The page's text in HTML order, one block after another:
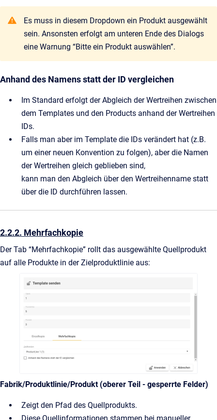
Es muss in diesem Dropdown ein Produkt ausgewählt
sein. Ansonsten erfolgt am unteren Ende des Dialogs
eine Warnung “Bitte ein Produkt auswählen”.
Anhand des Namens statt der ID vergleichen
Im Standard erfolgt der Abgleich der Wertreihen zwischen
dem Templates und den Products anhand der Wertreihen
IDs.
Falls man aber im Template die IDs verändert hat (z.B.
um einer neuen Konvention zu folgen), aber die Namen
der Wertreihen gleich geblieben sind,
kann man den Abgleich über den Wertreihenname statt
über die ID durchführen lassen.
2.2.2. Mehrfachkopie
Der Tab “Mehrfachkopie” rollt das ausgewählte Quellprodukt
auf alle Produkte in der Zielproduktlinie aus:
Fabrik/Produktlinie/Produkt (oberer Teil - gesperrte Felder)
Zeigt den Pfad des Quellprodukts.